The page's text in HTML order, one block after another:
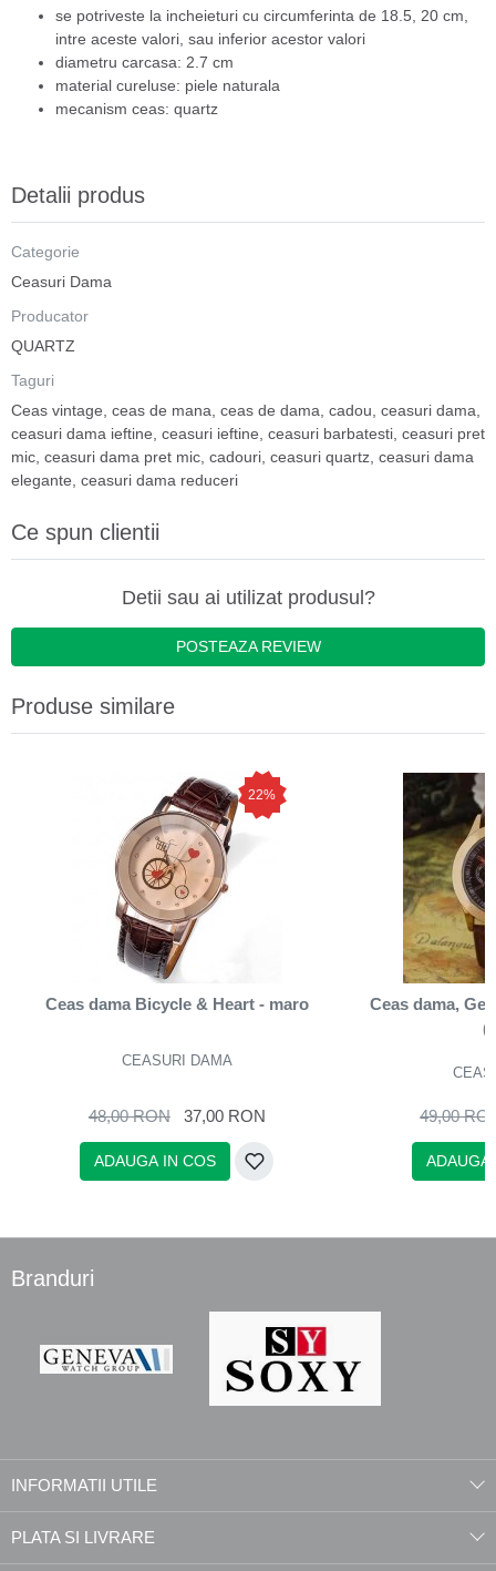
se potriveste la incheieturi cu circumferinta de 18.5, 20 cm,
intre aceste valori, sau inferior acestor valori
diametru carcasa: 2.7 cm
material cureluse: piele naturala
mecanism ceas: quartz
Detalii produs
Categorie
Ceasuri Dama
Producator
QUARTZ
Taguri
Ceas vintage ceas de mana ceas de dama cadou ceasuri dama
ceasuri dama ieftine ceasuri ieftine ceasuri barbatesti ceasuri pret
mic ceasuri dama pret mic cadouri ceasuri quartz ceasuri dama
elegante ceasuri dama reduceri
Ce spun clientii
Detii sau ai utilizat produsul?
POSTEAZA REVIEW
Produse similare
22%
Ceas dama Bicycle & Heart - maro
CEASURI DAMA
48,00 RON 37,00 RON
ADAUGA IN COS
Ceas dama,
49,00
ADAUGA
Branduri
INFORMATII UTILE
PLATA SI LIVRARE